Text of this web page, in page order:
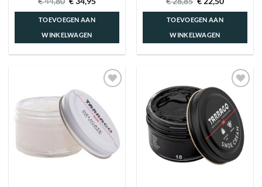
prijs
was:
€ 44,80.
TOEVOEGEN AAN
WINKELWAGEN
prijs
was:
€ 28,85.
TOEVOEGEN AAN
WINKELWAGEN
Toevoegen
aan
wenslijst
Toevoegen
aan
wenslijst